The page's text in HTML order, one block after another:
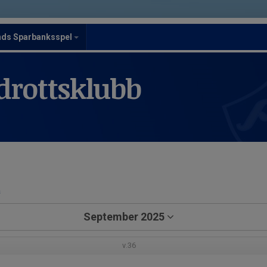
Sparbanksspel
September 2025
v.36